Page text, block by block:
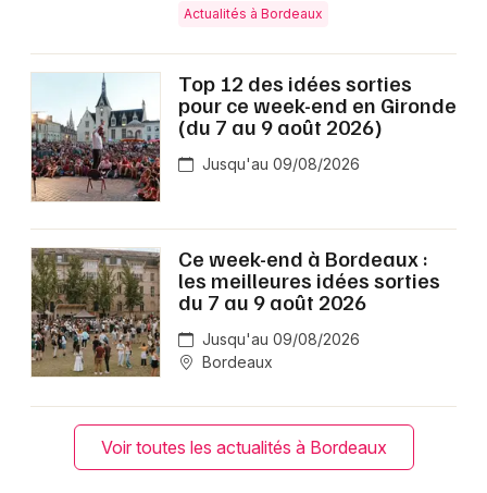
Actualités à Bordeaux
Top 12 des idées sorties
pour ce week-end en Gironde
(du 7 au 9 août 2026)
Jusqu'au 09/08/2026
Ce week-end à Bordeaux :
les meilleures idées sorties
du 7 au 9 août 2026
Jusqu'au 09/08/2026
Bordeaux
Voir toutes les actualités à Bordeaux